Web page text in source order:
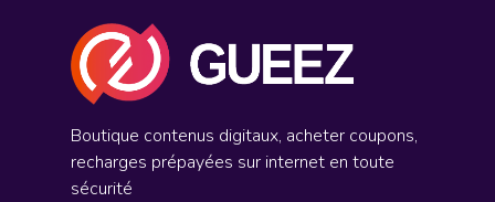
Boutique contenus digitaux, acheter coupons,
recharges prépayées sur internet en toute
sécurité